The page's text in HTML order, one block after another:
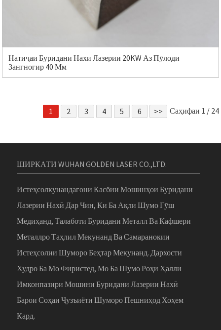
Натиҷаи Буридани Нахи Лазерии 20KW Аз Пӯлоди
Зангногир 40 Мм
1 2 3 4 5 6 >> Саҳифаи 1 / 24
ШИРКАТИ WUHAN GOLDEN LASER CO.,LTD.
Истеҳсолкунандагони Касбии Мошинҳои Буридани
Лазерии Нахӣ Дар Чин, Ки Ба Ақли Шумо Гӯш
Медиҳанд, Талаботи Буридани Металл Ва Кафшери
Металлро Таҳлил Мекунанд Ва Самаранокии
Истеҳсолии Шуморо Беҳтар Мекунанд. Дархости
Худро Ба Мо Фиристед, Мо Ба Шумо Роҳи Ҳалли
Имконпазири Мошини Буридани Лазерии Нахӣ
Барои Соҳаи Ҷузъиёти Шуморо Пешниҳод Хоҳем
Кард.